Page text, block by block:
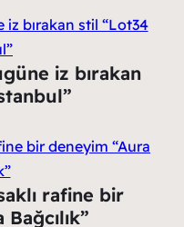
iz bırakan
rafine bir